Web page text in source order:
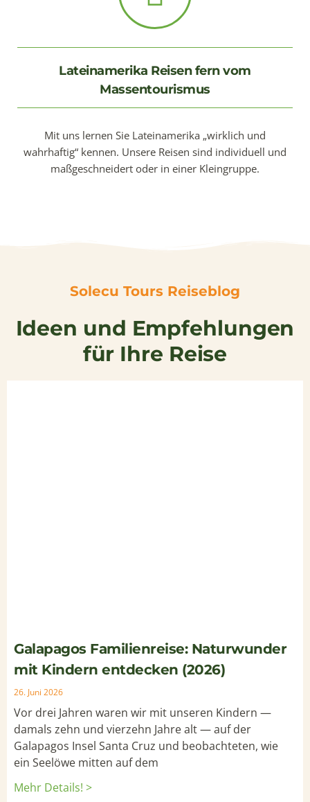
Lateinamerika Reisen fern vom
Massentourismus
Mit uns lernen Sie Lateinamerika „wirklich und
wahrhaftig“ kennen. Unsere Reisen sind individuell und
maßgeschneidert oder in einer Kleingruppe.
Solecu Tours Reiseblog
Ideen und Empfehlungen
für Ihre Reise
Galapagos Familienreise: Naturwunder
mit Kindern entdecken (2026)
26. Juni 2026
Vor drei Jahren waren wir mit unseren Kindern —
damals zehn und vierzehn Jahre alt — auf der
Galapagos Insel Santa Cruz und beobachteten, wie
ein Seelöwe mitten auf dem
Mehr Details! >